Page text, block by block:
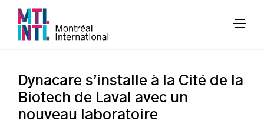
Dynacare s’installe à la Cité de la
Biotech de Laval avec un
nouveau laboratoire